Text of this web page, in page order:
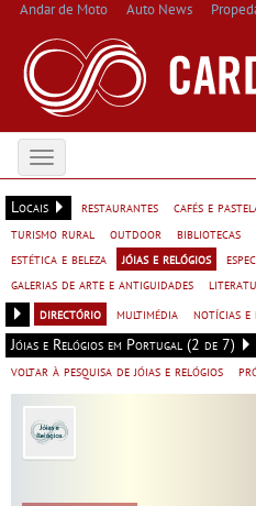
Andar de Moto Auto News
Toggle
navigation
Locais
restaurantes cafés e
turismo rural
outdoor bibliotecas
estética e beleza
jóias e relógios
galerias de arte e antiguidades
directório
multimédia notícias e
Jóias e Relógios em Portugal (2 de 7)
voltar à pesquisa de jóias e relógios